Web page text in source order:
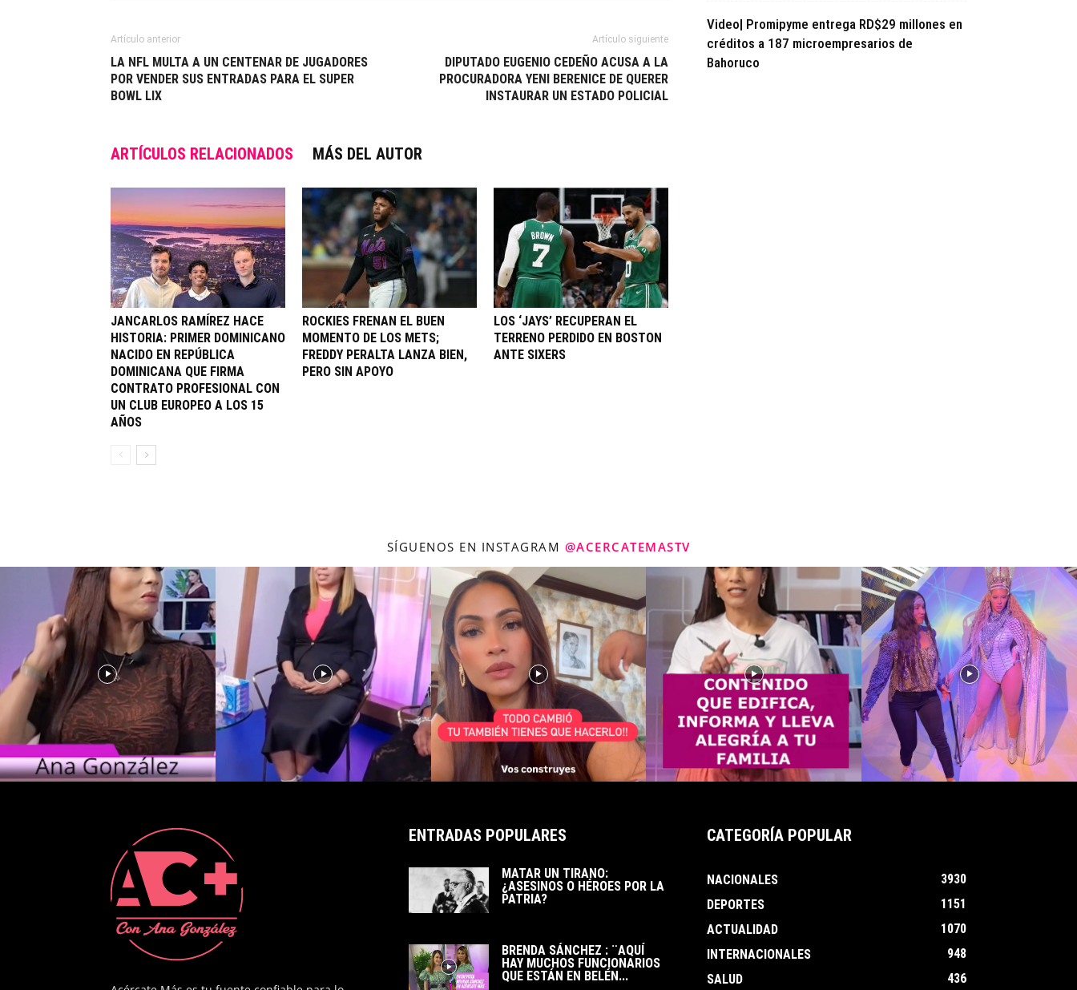
Artículo anterior
LA NFL MULTA A UN CENTENAR DE JUGADORES
POR VENDER SUS ENTRADAS PARA EL SUPER
BOWL LIX
Artículo siguiente
DIPUTADO EUGENIO CEDEÑO ACUSA A LA
PROCURADORA YENI BERENICE DE QUERER
INSTAURAR UN ESTADO POLICIAL
ARTÍCULOS RELACIONADOS MÁS DEL AUTOR
JANCARLOS RAMÍREZ HACE
HISTORIA: PRIMER DOMINICANO
NACIDO EN REPÚBLICA
DOMINICANA QUE FIRMA
CONTRATO PROFESIONAL CON
UN CLUB EUROPEO A LOS 15
AÑOS
ROCKIES FRENAN EL BUEN
MOMENTO DE LOS METS;
FREDDY PERALTA LANZA BIEN,
PERO SIN APOYO
LOS ‘JAYS’ RECUPERAN EL
TERRENO PERDIDO EN BOSTON
ANTE SIXERS
Video| Promipyme entrega RD$29 millones en
créditos a 187 microempresarios de
Bahoruco
SÍGUENOS EN INSTAGRAM @ACERCATEMASTV
ENTRADAS POPULARES
MATAR UN TIRANO:
¿ASESINOS O HÉROES POR LA
PATRIA?
BRENDA SÁNCHEZ : ¨AQUÍ
HAY MUCHOS FUNCIONARIOS
QUE ESTÁN EN BELÉN...
CATEGORÍA POPULAR
NACIONALES
3930
DEPORTES
1151
ACTUALIDAD
1070
INTERNACIONALES
948
SALUD
436